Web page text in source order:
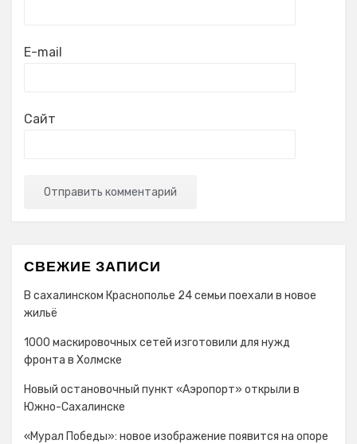
E-mail
Сайт
СВЕЖИЕ ЗАПИСИ
В сахалинском Краснополье 24 семьи поехали в новое
жильё
1000 маскировочных сетей изготовили для нужд
фронта в Холмске
Новый остановочный пункт «Аэропорт» открыли в
Южно-Сахалинске
«Мурал Победы»: новое изображение появится на опоре